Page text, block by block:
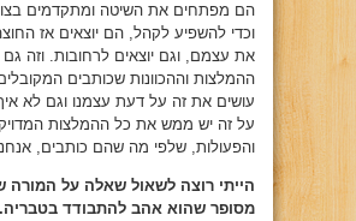
הם מפתחים את השיטה ומתקדמים
וכדי להשפיע לקהל, הם יוצאים אז
את עצמם, וגם יוצאים לרחובות. וזה גם
ההמלצות וההכוונות שכותבים
עושים את זה על דעת עצמנו וגם לא
על זה יש ממש את כל ההמלצות
והפעולות, שלפי מה שהם כותבים,
הייתי רוצה לשאול שאלה על
מסופר שהוא אהב להתבודד